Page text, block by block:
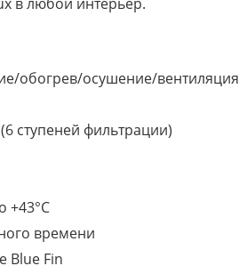
обогрев/осушение/вентиляция
ступеней фильтрации)
+43°C
времени
Blue Fin